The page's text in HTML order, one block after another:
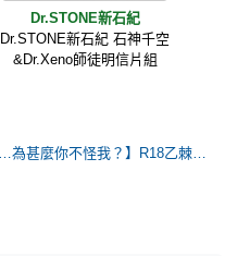
Dr.STONE新石紀
Dr.STONE新石紀 石神千空
&Dr.Xeno師徒明信片組